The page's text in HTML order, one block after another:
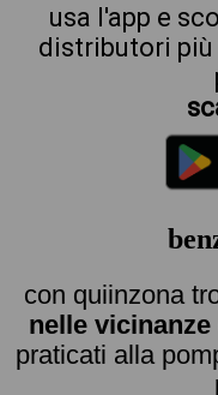
usa l'app e
distributori
con quiinzona
nelle vicinanze
praticati alla